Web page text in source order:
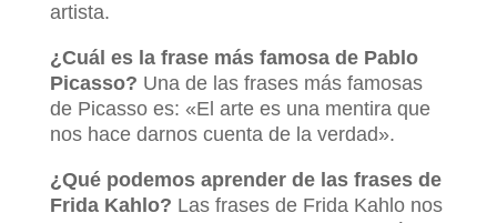
artista.
¿Cuál es la frase más famosa de Pablo
Picasso? Una de las frases más famosas
de Picasso es: «El arte es una mentira que
nos hace darnos cuenta de la verdad».
¿Qué podemos aprender de las frases de
Frida Kahlo? Las frases de Frida Kahlo nos